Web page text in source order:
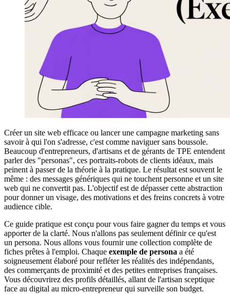
Créer un site web efficace ou lancer une campagne marketing sans
savoir à qui l'on s'adresse, c'est comme naviguer sans boussole.
Beaucoup d'entrepreneurs, d'artisans et de gérants de TPE entendent
parler des "personas", ces portraits-robots de clients idéaux, mais
peinent à passer de la théorie à la pratique. Le résultat est souvent le
même : des messages génériques qui ne touchent personne et un site
web qui ne convertit pas. L'objectif est de dépasser cette abstraction
pour donner un visage, des motivations et des freins concrets à votre
audience cible.
Ce guide pratique est conçu pour vous faire gagner du temps et vous
apporter de la clarté. Nous n'allons pas seulement définir ce qu'est
un persona. Nous allons vous fournir une collection complète de
fiches prêtes à l'emploi. Chaque exemple de persona a été
soigneusement élaboré pour refléter les réalités des indépendants,
des commerçants de proximité et des petites entreprises françaises.
Vous découvrirez des profils détaillés, allant de l'artisan sceptique
face au digital au micro-entrepreneur qui surveille son budget.